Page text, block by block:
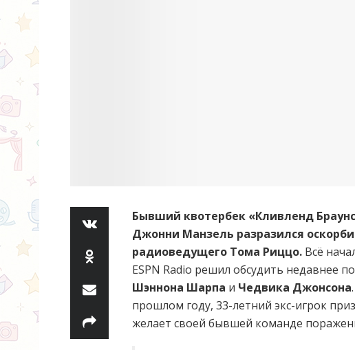
Бывший квотербек «Кливленд
Джонни Манзель разразился
радиоведущего Тома Риццо. Всё
ESPN Radio решил обсудить недавнее
Шэннона Шарпа и Чедвика Джонсона
прошлом году, 33-летний экс-игрок
желает своей бывшей команде